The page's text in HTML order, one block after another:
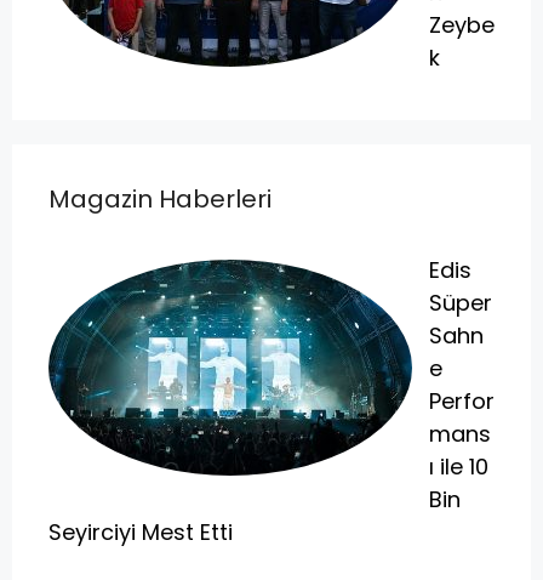
Zeybe
k
Magazin Haberleri
Edis
Süper
Sahn
e
Perfor
mans
ı ile 10
Bin
Seyirciyi Mest Etti